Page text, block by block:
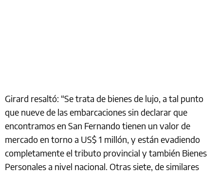
Girard resaltó: “Se trata de bienes de lujo, a tal punto
que nueve de las embarcaciones sin declarar que
encontramos en San Fernando tienen un valor de
mercado en torno a US$ 1 millón, y están evadiendo
completamente el tributo provincial y también Bienes
Personales a nivel nacional. Otras siete, de similares